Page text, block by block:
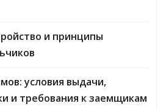
и принципы
условия выдачи,
и требования к заемщикам